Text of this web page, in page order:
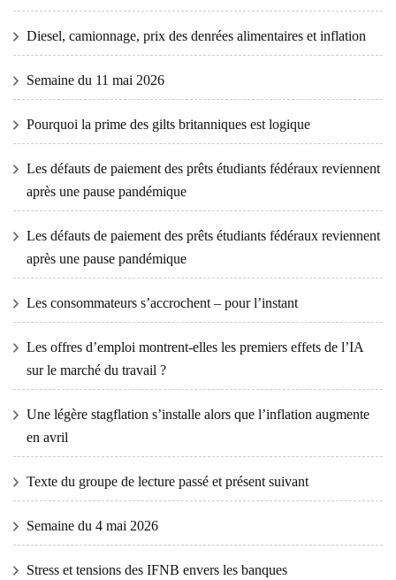
Diesel, camionnage, prix des denrées alimentaires et inflation
Semaine du 11 mai 2026
Pourquoi la prime des gilts britanniques est logique
Les défauts de paiement des prêts étudiants fédéraux reviennent
après une pause pandémique
Les défauts de paiement des prêts étudiants fédéraux reviennent
après une pause pandémique
Les consommateurs s’accrochent – ​​pour l’instant
Les offres d’emploi montrent-elles les premiers effets de l’IA
sur le marché du travail ?
Une légère stagflation s’installe alors que l’inflation augmente
en avril
Texte du groupe de lecture passé et présent suivant
Semaine du 4 mai 2026
Stress et tensions des IFNB envers les banques